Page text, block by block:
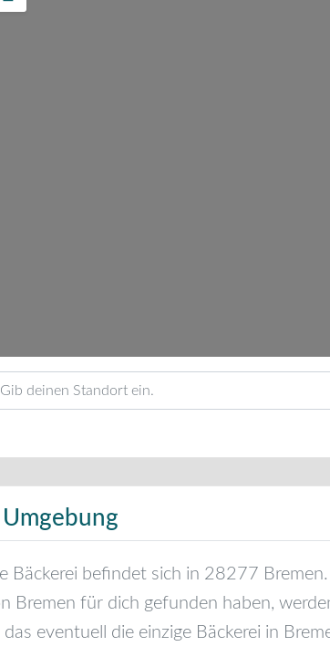
Umgebung
Bäckerei befindet sich in 28277 Bremen.
Bremen für dich gefunden haben,
das eventuell die einzige Bäckerei in